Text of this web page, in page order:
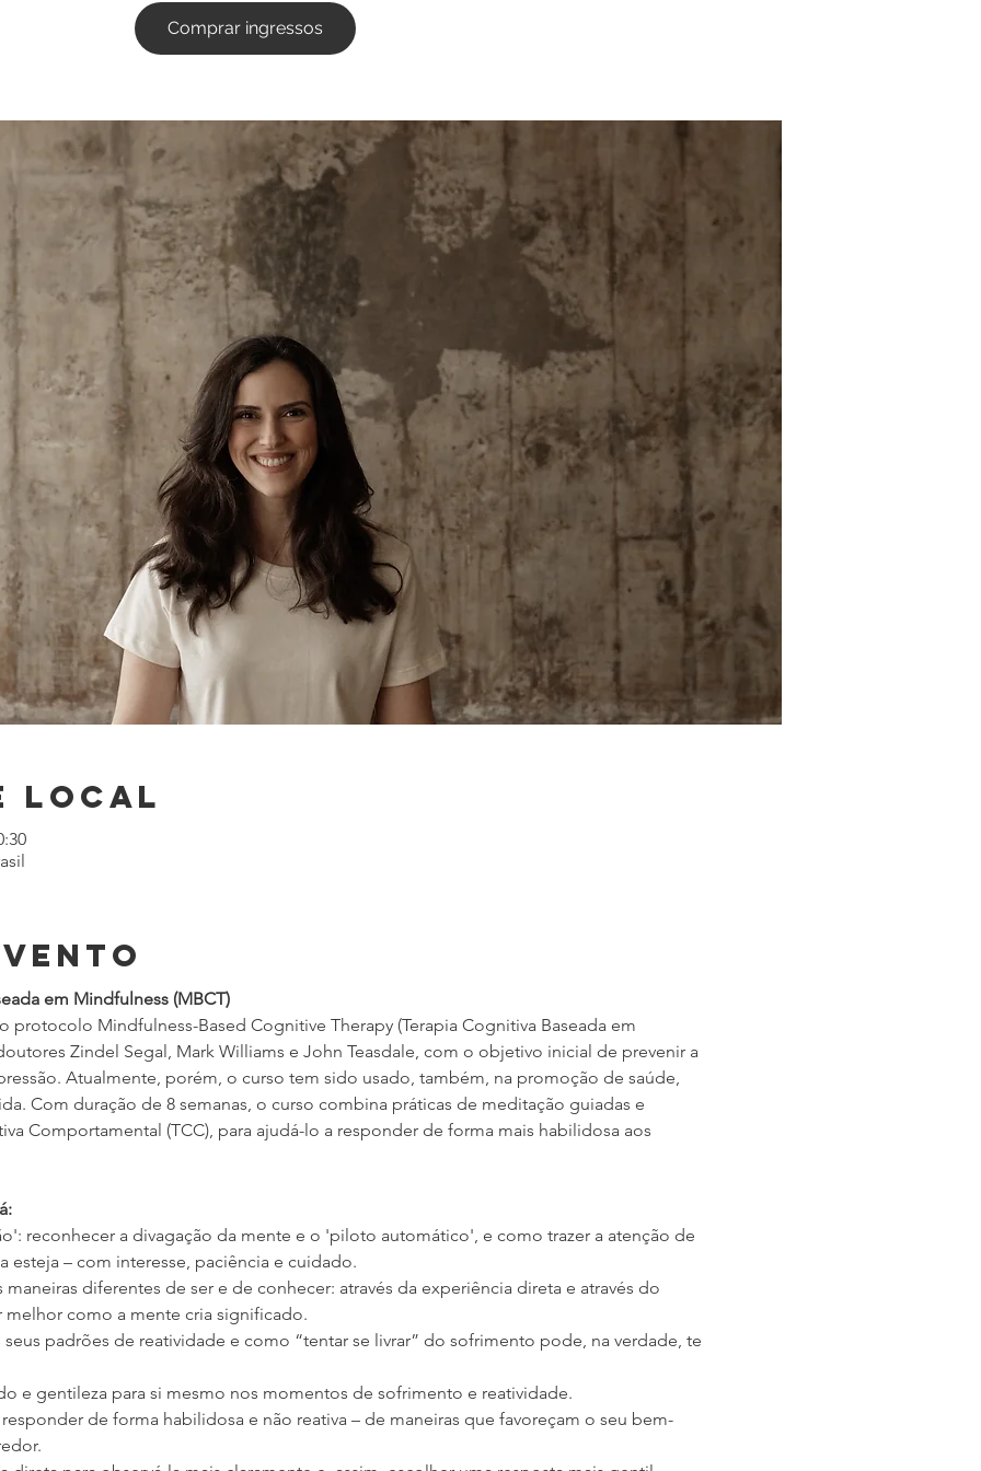
Comprar ingressos
local
em Mindfulness (MBCT)
protocolo Mindfulness-Based Cognitive Therapy (Terapia Cognitiva Baseada em
Zindel Segal, Mark Williams e John Teasdale, com o objetivo inicial de prevenir a
Atualmente, porém, o curso tem sido usado, também, na promoção de saúde,
Com duração de 8 semanas, o curso combina práticas de meditação guiadas e
Comportamental (TCC), para ajudá-lo a responder de forma mais habilidosa aos
reconhecer a divagação da mente e o 'piloto automático', e como trazer a atenção de
esteja – com interesse, paciência e cuidado.
diferentes de ser e de conhecer: através da experiência direta e através do
como a mente cria significado.
padrões de reatividade e como “tentar se livrar” do sofrimento pode, na verdade, te
e gentileza para si mesmo nos momentos de sofrimento e reatividade.
de forma habilidosa e não reativa – de maneiras que favoreçam o seu bem-